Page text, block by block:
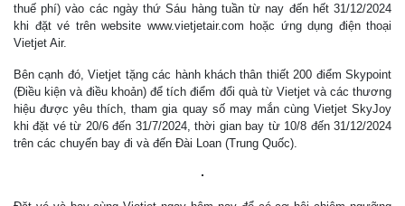
thuế phí) vào các ngày thứ Sáu hàng tuần từ nay đến hết 31/12/2024
khi đặt vé trên website www.vietjetair.com hoặc ứng dụng điện thoại
Vietjet Air.
Bên cạnh đó, Vietjet tặng các hành khách thân thiết 200 điểm Skypoint
(Điều kiện và điều khoản) để tích điểm đổi quà từ Vietjet và các thương
hiệu được yêu thích, tham gia quay số may mắn cùng Vietjet SkyJoy
khi đặt vé từ 20/6 đến 31/7/2024, thời gian bay từ 10/8 đến 31/12/2024
trên các chuyến bay đi và đến Đài Loan (Trung Quốc).